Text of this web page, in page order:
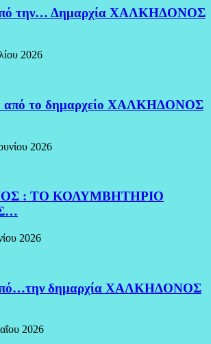
την… Δημαρχία ΧΑΛΚΗΔΟΝΟΣ
2026
από το δημαρχείο ΧΑΛΚΗΔΟΝΟΣ
2026
: ΤΟ ΚΟΛΥΜΒΗΤΗΡΙΟ
2026
δημαρχία ΧΑΛΚΗΔΟΝΟΣ
2026